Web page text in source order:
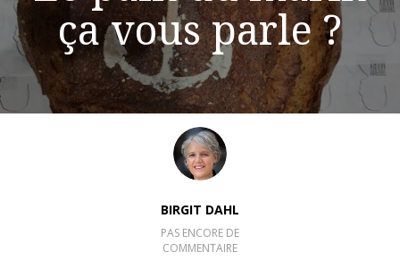
ça vous parle ?
BIRGIT DAHL
PAS ENCORE DE
COMMENTAIRE